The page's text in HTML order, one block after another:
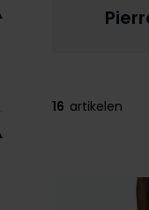
16 artikelen